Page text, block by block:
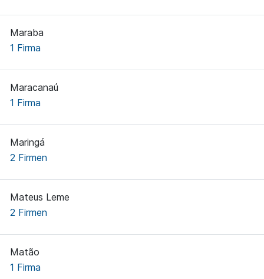
Maraba
1 Firma
Maracanaú
1 Firma
Maringá
2 Firmen
Mateus Leme
2 Firmen
Matão
1 Firma